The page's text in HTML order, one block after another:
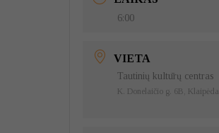
6:00
VIETA
Tautinių kultūrų centras
K. Donelaičio g. 6B, Klaipėda